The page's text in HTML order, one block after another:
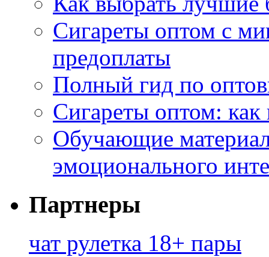
Сигареты оптом с
предоплаты
Полный гид по
Сигареты оптом:
Обучающие
эмоционального
Партнеры
чат рулетка 18+ пары